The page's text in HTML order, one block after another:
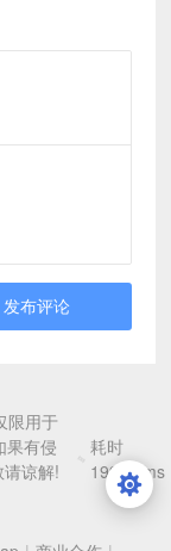
发布评论
限用于
果有侵
谅解!
耗时
199.04ms